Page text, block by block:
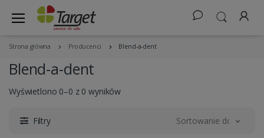
Strona główna Producenci Blend-a-dent
Blend-a-dent
Wyświetlono 0–0 z 0 wyników
Filtry Sortowanie domyślne